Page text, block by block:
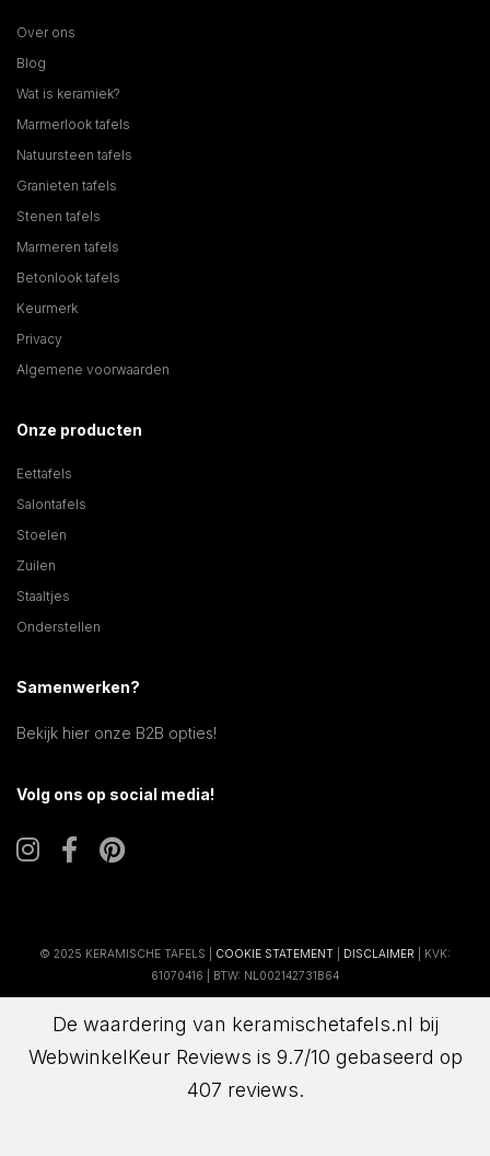
Over ons
Blog
Wat is keramiek?
Marmerlook tafels
Natuursteen tafels
Granieten tafels
Stenen tafels
Marmeren tafels
Betonlook tafels
Keurmerk
Privacy
Algemene voorwaarden
Onze producten
Eettafels
Salontafels
Stoelen
Zuilen
Staaltjes
Onderstellen
Samenwerken?
Bekijk hier onze B2B opties!
Volg ons op social media!
© 2025 KERAMISCHE TAFELS | COOKIE STATEMENT DISCLAIMER | KVK:
61070416 | BTW: NL002142731B64
De waardering van keramischetafels.nl bij
WebwinkelKeur Reviews is 9.7/10 gebaseerd op
407 reviews.